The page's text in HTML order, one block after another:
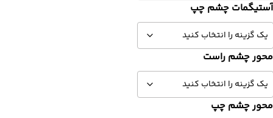
آستیگمات چشم چپ
محور چشم راست
محور چشم چپ